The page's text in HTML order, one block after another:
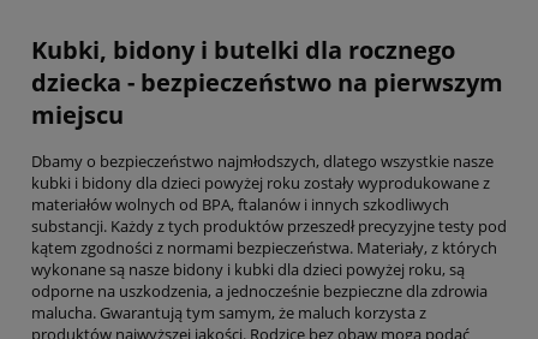
Kubki, bidony i butelki dla rocznego
dziecka - bezpieczeństwo na pierwszym
miejscu
Dbamy o bezpieczeństwo najmłodszych, dlatego wszystkie nasze
kubki i bidony dla dzieci powyżej roku zostały wyprodukowane z
materiałów wolnych od BPA, ftalanów i innych szkodliwych
substancji. Każdy z tych produktów przeszedł precyzyjne testy pod
kątem zgodności z normami bezpieczeństwa. Materiały, z których
wykonane są nasze bidony i kubki dla dzieci powyżej roku, są
odporne na uszkodzenia, a jednocześnie bezpieczne dla zdrowia
malucha. Gwarantują tym samym, że maluch korzysta z
produktów najwyższej jakości. Rodzice bez obaw mogą podać